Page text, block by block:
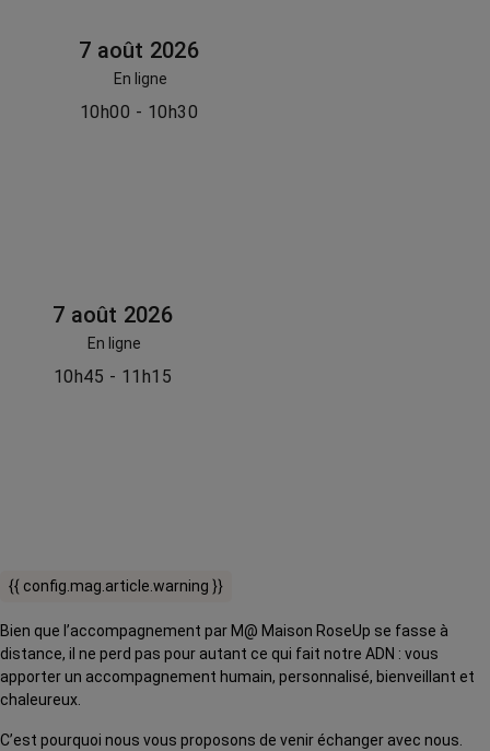
7 août 2026
En ligne
10h00 - 10h30
7 août 2026
En ligne
10h45 - 11h15
{{ config.mag.article.warning }}
Bien que l’accompagnement par M@ Maison RoseUp se fasse à
distance, il ne perd pas pour autant ce qui fait notre ADN : vous
apporter un accompagnement humain, personnalisé, bienveillant et
chaleureux.
C’est pourquoi nous vous proposons de venir échanger avec nous.